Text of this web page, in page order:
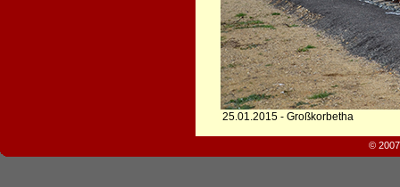
25.01.2015 - Großkorbetha
©